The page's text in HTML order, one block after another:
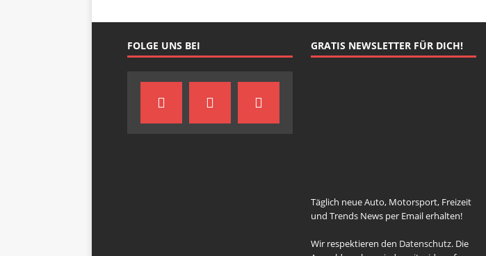
FOLGE UNS BEI GRATIS NEWSLETTER FÜR DICH!
Täglich neue Auto, Motorsport, Freizeit
und Trends News per Email erhalten!
Wir respektieren den Datenschutz. Die